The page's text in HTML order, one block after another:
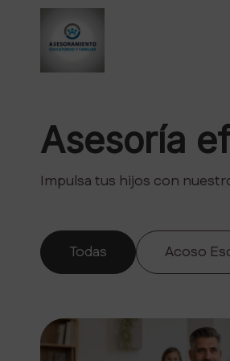
Asesoría
Impulsa tus hijos con
Todas Acoso